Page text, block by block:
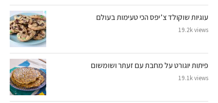
עוגיות שוקולד צ’יפס הכי טעימות בעולם
19.2k views
פיתות יוגורט על מחבת עם זעתר ושומשום
19.1k views